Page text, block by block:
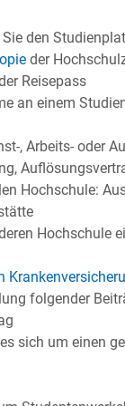
den
der
Reisepass
an einem
, Arbeits- oder
Hochschule:
Hochschule
folgender
sich um einen